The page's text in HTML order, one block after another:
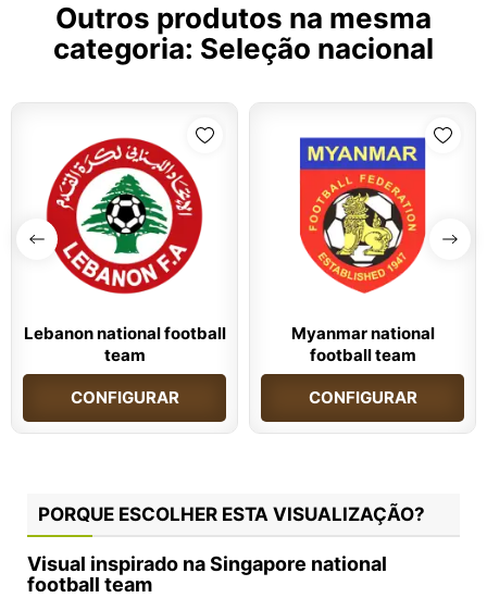
Outros produtos na mesma
categoria: Seleção nacional
Lebanon national football
team
CONFIGURAR
Myanmar national
football team
CONFIGURAR
PORQUE ESCOLHER ESTA VISUALIZAÇÃO?
Visual inspirado na Singapore national
football team